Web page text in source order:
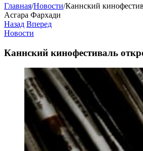
Главная/Новости/Каннский
Асгара Фархади
Назад Вперед
Новости
Каннский кинофестиваль